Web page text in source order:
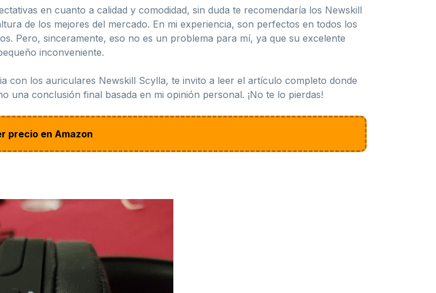
en cuanto a calidad y comodidad, sin duda te recomendaría los Newskill
de los mejores del mercado. En mi experiencia, son perfectos en todos los
Pero, sinceramente, eso no es un problema para mí, ya que su excelente
inconveniente.
con los auriculares Newskill Scylla, te invito a leer el artículo completo donde
una conclusión final basada en mi opinión personal. ¡No te lo pierdas!
precio en Amazon